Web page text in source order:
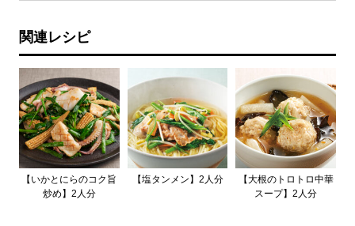
関連レシピ
【いかとにらのコク旨
炒め】2人分
【塩タンメン】2人分
【大根のトロトロ中華
スープ】2人分